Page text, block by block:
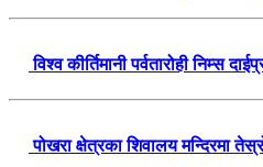
विश्व कीर्तिमानी पर्वतारोही निम्स
पोखरा क्षेत्रका शिवालय मन्दिरमा